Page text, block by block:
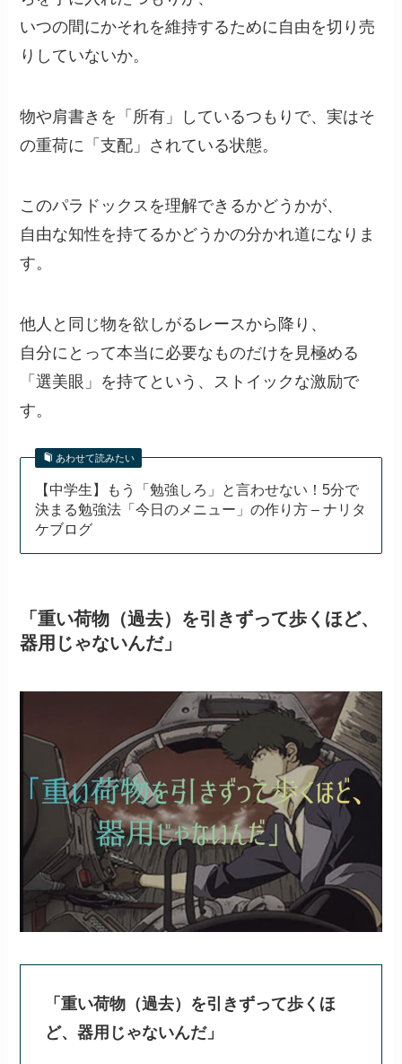
いつの間にかそれを維持するために自由を切り売
りしていないか。
物や肩書きを「所有」しているつもりで、実はそ
の重荷に「支配」されている状態。
このパラドックスを理解できるかどうかが、
自由な知性を持てるかどうかの分かれ道になりま
す。
他人と同じ物を欲しがるレースから降り、
自分にとって本当に必要なものだけを見極める
「選美眼」を持てという、ストイックな激励で
す。
あわせて読みたい
【中学生】もう「勉強しろ」と言わせない！5分で
決まる勉強法「今日のメニュー」の作り方 – ナリタ
ケブログ
「重い荷物（過去）を引きずって歩くほど、
器用じゃないんだ」
「重い荷物（過去）を引きずって歩くほ
ど、器用じゃないんだ」